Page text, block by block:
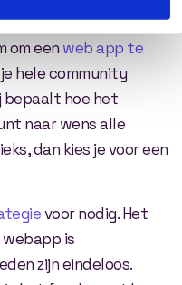
managen en hier
om een web app te
hele community
bepaalt hoe het
naar wens alle
dan kies je voor een
voor nodig. Het
is
zijn eindeloos.